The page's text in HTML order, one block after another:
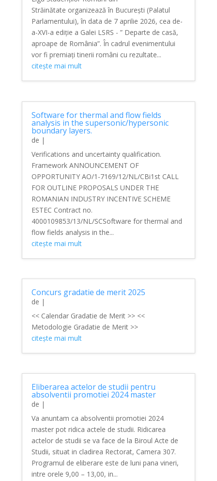
Străinătate organizează în București (Palatul
Parlamentului), în data de 7 aprilie 2026, cea de-
a-XVI-a ediție a Galei LSRS - ” Departe de casă,
aproape de România”. În cadrul evenimentului
vor fi premiați tinerii români cu rezultate...
citește mai mult
Software for thermal and flow fields
analysis in the supersonic/hypersonic
boundary layers.
de |
Verifications and uncertainty qualification.
Framework ANNOUNCEMENT OF
OPPORTUNITY AO/1-7169/12/NL/CBi1st CALL
FOR OUTLINE PROPOSALS UNDER THE
ROMANIAN INDUSTRY INCENTIVE SCHEME
ESTEC Contract no.
4000109853/13/NL/SCSoftware for thermal and
flow fields analysis in the...
citește mai mult
Concurs gradatie de merit 2025
de |
<< Calendar Gradatie de Merit >> <<
Metodologie Gradatie de Merit >>
citește mai mult
Eliberarea actelor de studii pentru
absolventii promotiei 2024 master
de |
Va anuntam ca absolventii promotiei 2024
master pot ridica actele de studii. Ridicarea
actelor de studii se va face de la Biroul Acte de
Studii, situat in cladirea Rectorat, Camera 307.
Programul de eliberare este de luni pana vineri,
intre orele 9,00 – 13,00, in...